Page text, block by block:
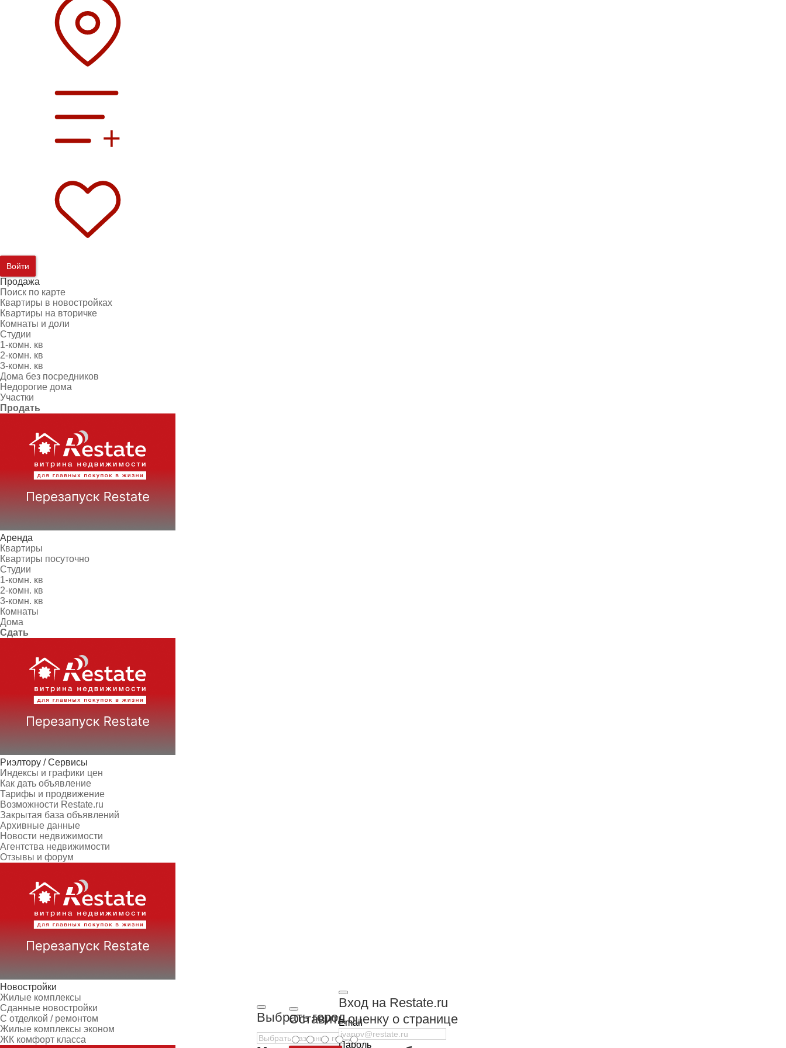
Войти
Продажа
Поиск по карте
Квартиры в новостройках
Квартиры на вторичке
Комнаты и доли
Студии
1-комн. кв
2-комн. кв
3-комн. кв
Дома без посредников
Недорогие дома
Участки
Продать
Аренда
Квартиры
Квартиры посуточно
Студии
1-комн. кв
2-комн. кв
3-комн. кв
Комнаты
Дома
Сдать
Риэлтору / Сервисы
Индексы и графики цен
Как дать объявление
Тарифы и продвижение
Возможности Restate.ru
Закрытая база объявлений
Архивные данные
Новости недвижимости
Агентства недвижимости
Отзывы и форум
Новостройки
Жилые комплексы
Сданные новостройки
С отделкой / ремонтом
Жилые комплексы эконом
ЖК комфорт класса
Выбрать город
Вход на Restate.ru
Email
Пароль
Оставить оценку о странице